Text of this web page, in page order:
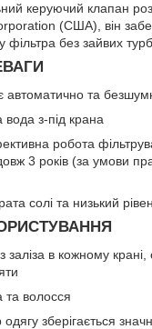
керуючий клапан
(США), він
фільтра без зайвих
автоматично та
вода з-під крана
робота
3 років (за умови
солі та низький
в кожному крані,
та волосся
одягу зберігається